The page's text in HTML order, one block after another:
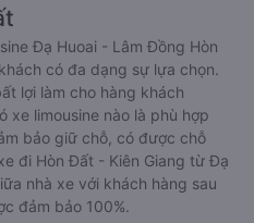
Đạ Huoai - Lâm Đồng Hòn
có đa dạng sự lựa chọn.
lợi làm cho hàng khách
xe limousine nào là phù hợp
bảo giữ chỗ, có được chỗ
đi Hòn Đất - Kiên Giang từ Đạ
nhà xe với khách hàng sau
đảm bảo 100%.